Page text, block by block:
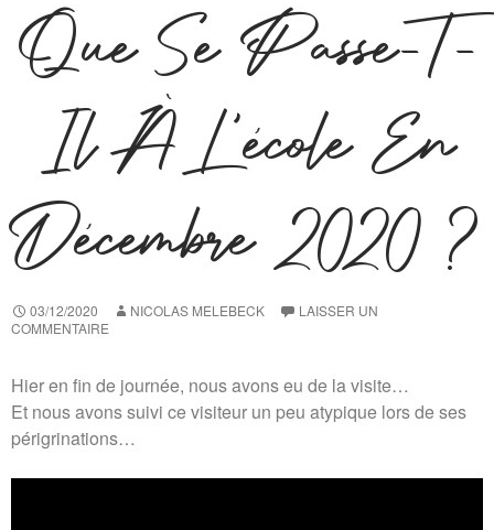
Que Se Passe-T-
Il À L’école En
Décembre 2020 ?
03/12/2020 NICOLAS MELEBECK
LAISSER UN
COMMENTAIRE
Hier en fin de journée, nous avons eu de la visite…
Et nous avons suivi ce visiteur un peu atypique lors de ses
périgrinations…